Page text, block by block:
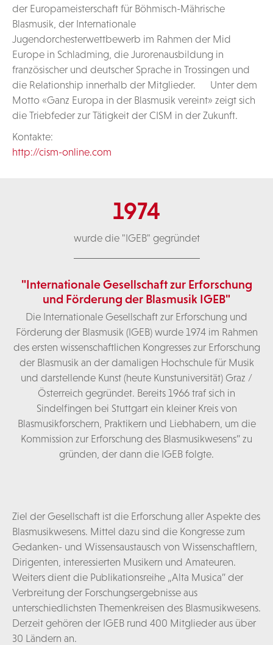
der Europameisterschaft für Böhmisch-Mährische
Blasmusik, der Internationale
Jugendorchesterwettbewerb im Rahmen der Mid
Europe in Schladming, die Jurorenausbildung in
französischer und deutscher Sprache in Trossingen und
die Relationship innerhalb der Mitglieder. Unter dem
Motto «Ganz Europa in der Blasmusik vereint» zeigt sich
die Triebfeder zur Tätigkeit der CISM in der Zukunft.
Kontakte:
http://cism-online.com
1974
wurde die "IGEB" gegründet
"Internationale Gesellschaft zur Erforschung
und Förderung der Blasmusik IGEB"
Die Internationale Gesellschaft zur Erforschung und
Förderung der Blasmusik (IGEB) wurde 1974 im Rahmen
des ersten wissenschaftlichen Kongresses zur Erforschung
der Blasmusik an der damaligen Hochschule für Musik
und darstellende Kunst (heute Kunstuniversität) Graz /
Österreich gegründet. Bereits 1966 traf sich in
Sindelfingen bei Stuttgart ein kleiner Kreis von
Blasmusikforschern, Praktikern und Liebhabern, um die
Kommission zur Erforschung des Blasmusikwesens” zu
gründen, der dann die IGEB folgte.
Ziel der Gesellschaft ist die Erforschung aller Aspekte des
Blasmusikwesens. Mittel dazu sind die Kongresse zum
Gedanken- und Wissensaustausch von Wissenschaftlern,
Dirigenten, interessierten Musikern und Amateuren.
Weiters dient die Publikationsreihe „Alta Musica” der
Verbreitung der Forschungsergebnisse aus
unterschiedlichsten Themenkreisen des Blasmusikwesens.
Derzeit gehören der IGEB rund 400 Mitglieder aus über
30 Ländern an.